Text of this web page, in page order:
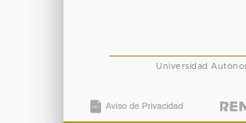
Universidad